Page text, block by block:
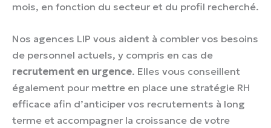
mois, en fonction du secteur et du profil recherché.
Nos agences LIP vous aident à combler vos besoins
de personnel actuels, y compris en cas de
recrutement en urgence. Elles vous conseillent
également pour mettre en place une stratégie RH
efficace afin d’anticiper vos recrutements à long
terme et accompagner la croissance de votre